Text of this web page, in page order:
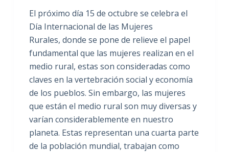
El próximo día 15 de octubre se celebra el
Día Internacional de las Mujeres
Rurales, donde se pone de relieve el papel
fundamental que las mujeres realizan en el
medio rural, estas son consideradas como
claves en la vertebración social y economía
de los pueblos. Sin embargo, las mujeres
que están el medio rural son muy diversas y
varían considerablemente en nuestro
planeta. Estas representan una cuarta parte
de la población mundial, trabajan como